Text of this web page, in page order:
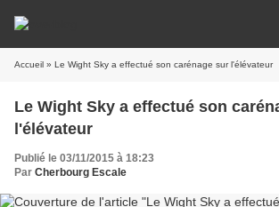
Accueil » Le Wight Sky a effectué son carénage sur l'élévateur
Le Wight Sky a effectué son
l'élévateur
Publié le 03/11/2015 à 18:23
Par Cherbourg Escale